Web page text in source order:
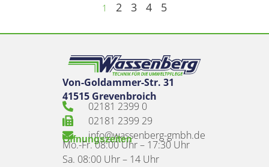
1 2 3 4 5
Von-Goldammer-Str. 31
41515 Grevenbroich
02181 2399 0
02181 2399 29
info@wassenberg-gmbh.de
Öffnungszeiten
Mo.-Fr. 08:00 Uhr – 17:30 Uhr
Sa. 08:00 Uhr – 14 Uhr